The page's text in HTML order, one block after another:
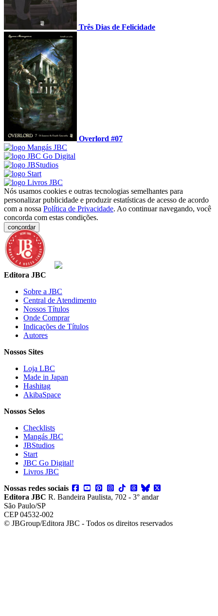
Três Dias de Felicidade
Overlord #07
Nós usamos cookies e outras tecnologias semelhantes para
personalizar publicidade e produzir estatísticas de acesso de acordo
com a nossa Política de Privacidade. Ao continuar navegando, você
concorda com estas condições.
concordar
Editora JBC
Sobre a JBC
Central de Atendimento
Nossos Títulos
Onde Comprar
Indicações de Títulos
Autores
Nossos Sites
Loja LBC
Made in Japan
Hashitag
AkibaSpace
Nossos Selos
Checklists
Mangás JBC
JBStudios
Start
JBC Go Digital!
Livros JBC
Nossas redes sociais
Editora JBC R. Bandeira Paulista, 702 - 3° andar
São Paulo/SP
CEP 04532-002
© JBGroup/Editora JBC - Todos os direitos reservados